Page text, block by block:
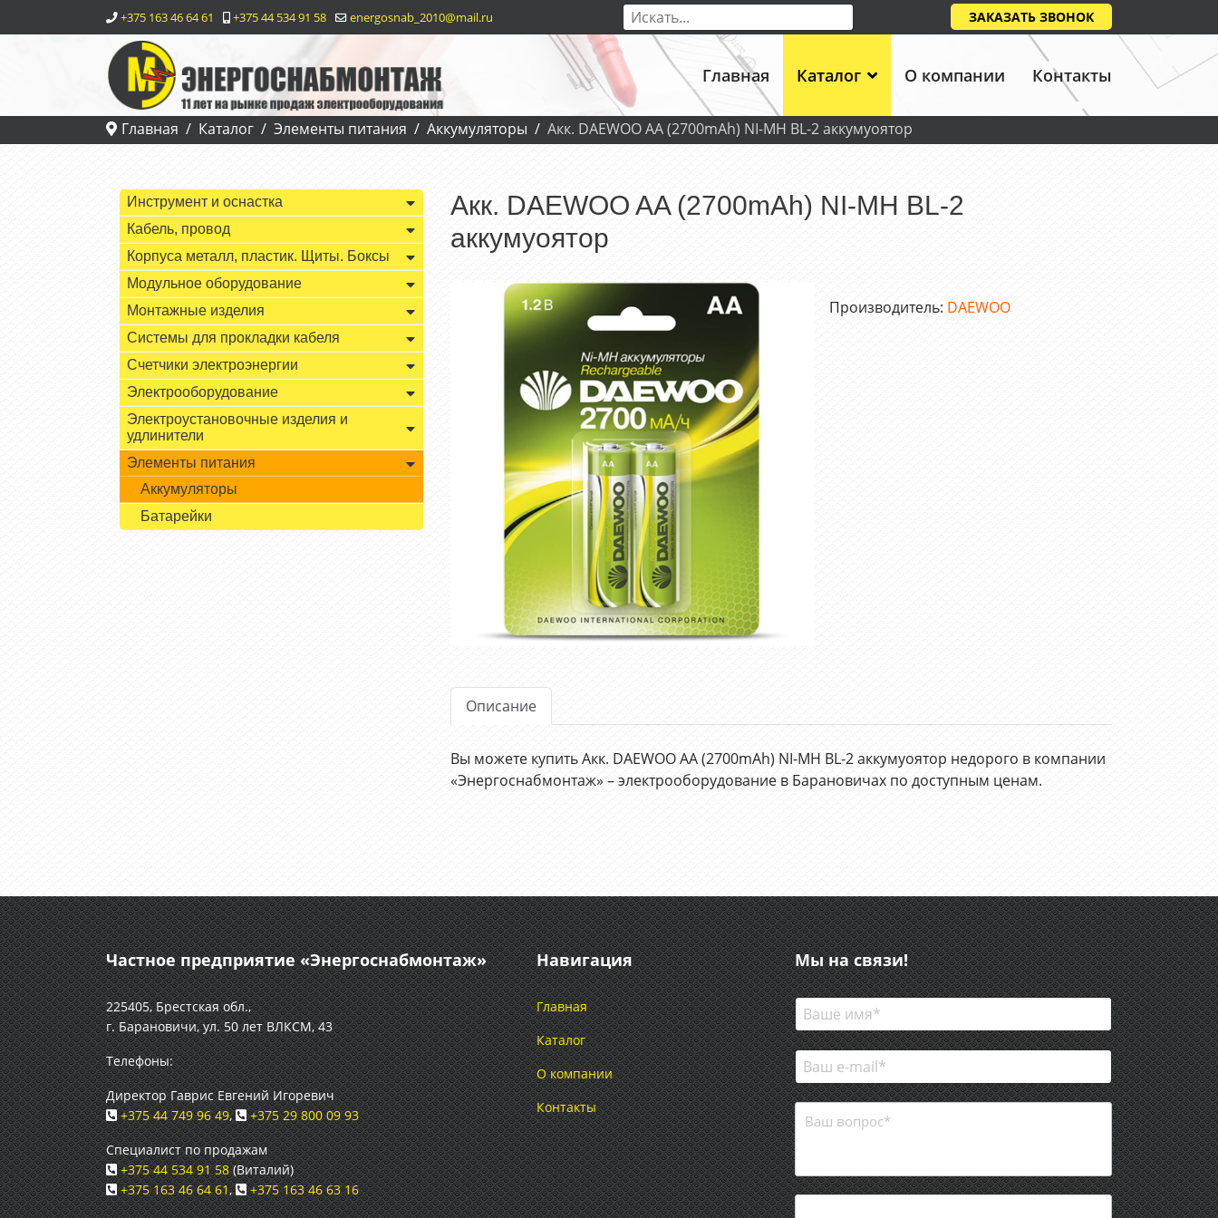
+375 163 46 64 61 +375 44 534 91 58 energosnab_2010@mail.ru ЗАКАЗАТЬ ЗВОНОК
Главная Каталог О компании Контакты
Главная Каталог Элементы питания Аккумуляторы Акк. DAEWOO AA (2700mAh) NI-MH BL-2 аккумуоятор
Инструмент и оснастка
Кабель, провод
Корпуса металл, пластик. Щиты. Боксы
Модульное оборудование
Монтажные изделия
Системы для прокладки кабеля
Счетчики электроэнергии
Электрооборудование
Электроустановочные изделия и
удлинители
Элементы питания
Аккумуляторы
Батарейки
Акк. DAEWOO AA (2700mAh) NI-MH BL-2
аккумуоятор
Производитель: DAEWOO
Описание
Вы можете купить Акк. DAEWOO AA (2700mAh) NI-MH BL-2 аккумуоятор недорого в компании
«Энергоснабмонтаж» – электрооборудование в Барановичах по доступным ценам.
Частное предприятие «Энергоснабмонтаж»
225405, Брестская обл.,
г. Барановичи, ул. 50 лет ВЛКСМ, 43
Телефоны:
Директор Гаврис Евгений Игоревич
+375 44 749 96 49,
+375 29 800 09 93
Специалист по продажам
+375 44 534 91 58(Виталий)
+375 163 46 64 61,
+375 163 46 63 16
Навигация
Главная
Каталог
О компании
Контакты
Мы на связи!